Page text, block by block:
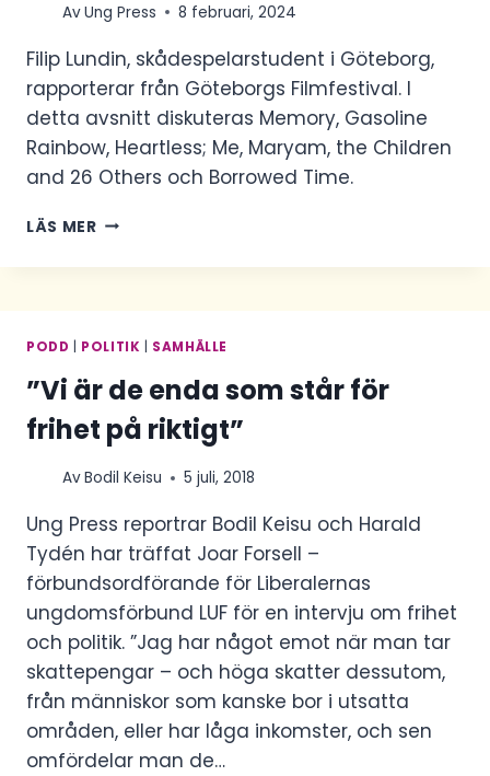
PODDEN
UNG
I
ALMEDALEN
AvUng Press 8 februari, 2024
Filip Lundin, skådespelarstudent i Göteborg,
rapporterar från Göteborgs Filmfestival. I
detta avsnitt diskuteras Memory, Gasoline
Rainbow, Heartless; Me, Maryam, the Children
and 26 Others och Borrowed Time.
LÄS MER50
SENARE…
PODD POLITIK SAMHÄLLE
”Vi är de enda som står för
frihet på riktigt”
AvBodil Keisu 5 juli, 2018
Ung Press reportrar Bodil Keisu och Harald
Tydén har träffat Joar Forsell –
förbundsordförande för Liberalernas
ungdomsförbund LUF för en intervju om frihet
och politik. ”Jag har något emot när man tar
skattepengar – och höga skatter dessutom,
från människor som kanske bor i utsatta
områden, eller har låga inkomster, och sen
omfördelar man de…